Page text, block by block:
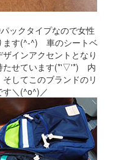
ックタイプなので女性
ます(^-^) 車のシートベ
インアクセントとなり
たせています(*'▽'*) 内
してこのブランドのリ
す＼(^o^)／